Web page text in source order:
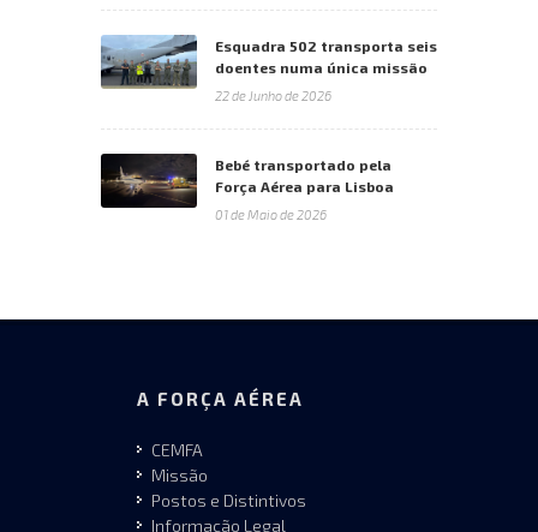
Esquadra 502 transporta seis
doentes numa única missão
22 de Junho de 2026
Bebé transportado pela
Força Aérea para Lisboa
01 de Maio de 2026
A FORÇA AÉREA
CEMFA
Missão
Postos e Distintivos
Informação Legal